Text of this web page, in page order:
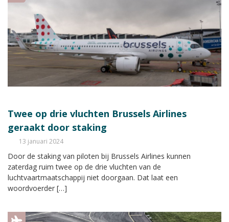
Twee op drie vluchten Brussels Airlines
geraakt door staking
13 januari 2024
Door de staking van piloten bij Brussels Airlines kunnen
zaterdag ruim twee op de drie vluchten van de
luchtvaartmaatschappij niet doorgaan. Dat laat een
woordvoerder […]